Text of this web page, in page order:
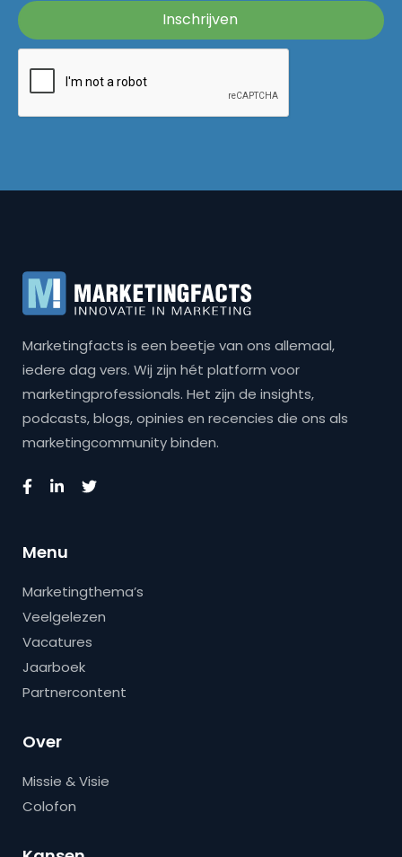
Marketingfacts is een beetje van ons allemaal,
iedere dag vers. Wij zijn hét platform voor
marketingprofessionals. Het zijn de insights,
podcasts, blogs, opinies en recencies die ons als
marketingcommunity binden.
Menu
Marketingthema’s
Veelgelezen
Vacatures
Jaarboek
Partnercontent
Over
Missie & Visie
Colofon